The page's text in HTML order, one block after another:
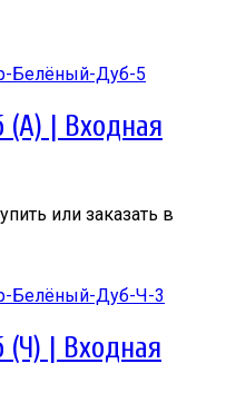
| Входная
или заказать в
| Входная